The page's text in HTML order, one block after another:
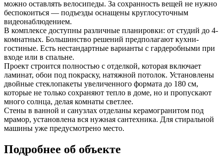
можно оставлять велосипеды. За сохранность вещей не нужно
беспокоиться — подъезды оснащены круглосуточным
видеонаблюдением.
В комплексе доступны различные планировки: от студий до 4-
комнатных. Большинство решений предполагают кухни-
гостиные. Есть нестандартные варианты с гардеробными при
входе или в спальне.
Проект строится полностью с отделкой, которая включает
ламинат, обои под покраску, натяжной потолок. Установлены
двойные стеклопакеты увеличенного формата до 180 см,
которые не только сохраняют тепло в доме, но и пропускают
много солнца, делая комнаты светлее.
Стены в ванной и санузлах отделаны керамогранитом под
мрамор, установлена вся нужная сантехника. Для стиральной
машины уже предусмотрено место.
Подробнее об объекте